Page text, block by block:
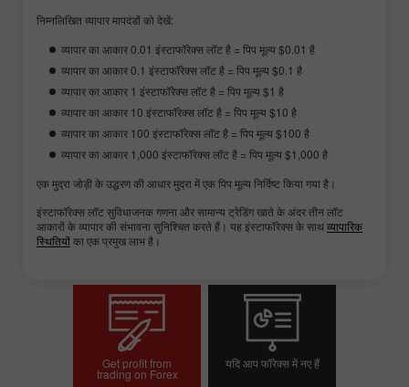
निम्नलिखित व्यापार मापदंडों को देखें:
व्यापार का आकार 0.01 इंस्टाफॉरेक्स लॉट है = पिप मूल्य $0.01 है
व्यापार का आकार 0.1 इंस्टाफॉरेक्स लॉट है = पिप मूल्य $0.1 है
व्यापार का आकार 1 इंस्टाफॉरेक्स लॉट है = पिप मूल्य $1 है
व्यापार का आकार 10 इंस्टाफॉरेक्स लॉट है = पिप मूल्य $10 है
व्यापार का आकार 100 इंस्टाफॉरेक्स लॉट है = पिप मूल्य $100 है
व्यापार का आकार 1,000 इंस्टाफॉरेक्स लॉट है = पिप मूल्य $1,000 है
एक मुद्रा जोड़ी के उद्धरण की आधार मुद्रा में एक पिप मूल्य निर्दिष्ट किया गया है।
इंस्टाफॉरेक्स लॉट सुविधाजनक गणना और सामान्य ट्रेडिंग खाते के अंदर तीन लॉट
आकारों के व्यापार की संभावना सुनिश्चित करते हैं। यह इंस्टाफॉरेक्स के साथव्यापारिक
स्थितियोंका एक प्रमुख लाभ है।
Get profit from
trading on Forex
यदि आप फॉरेक्स में नए हैं